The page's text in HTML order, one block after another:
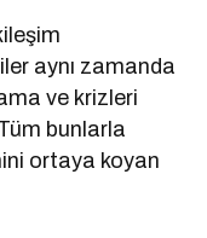
aynı zamanda
ve krizleri
bunlarla
ortaya koyan